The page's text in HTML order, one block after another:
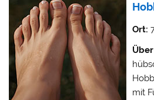
Ort:
mit